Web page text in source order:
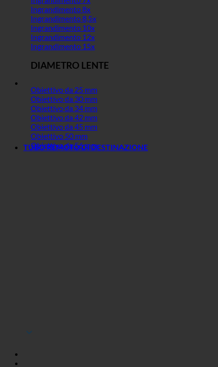
Ingrandimento 8x
Ingrandimento 8,5x
Ingrandimento 10x
Ingrandimento 12x
Ingrandimento 15x
DIAMETRO LENTE
Obiettivo da 25 mm
Obiettivo da 30 mm
Obiettivo da 34 mm
Obiettivo da 42 mm
Obiettivo da 45 mm
Obiettivo 50 mm
Obiettivo da 56 mm
TUBO REMOTO DI DESTINAZIONE